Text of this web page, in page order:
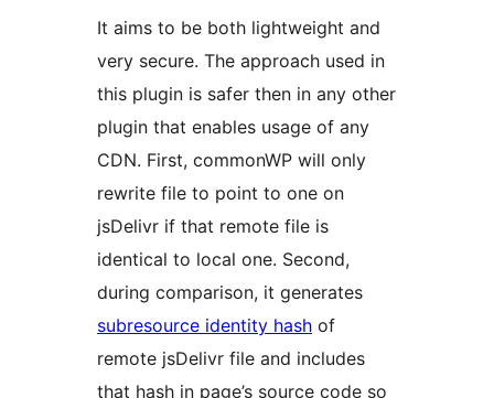
It aims to be both lightweight and
very secure. The approach used in
this plugin is safer then in any other
plugin that enables usage of any
CDN. First, commonWP will only
rewrite file to point to one on
jsDelivr if that remote file is
identical to local one. Second,
during comparison, it generates
subresource identity hash of
remote jsDelivr file and includes
that hash in page’s source code so